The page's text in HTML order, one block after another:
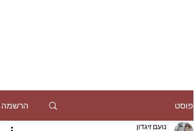
פוסט הרשמה
נועם זיגדון